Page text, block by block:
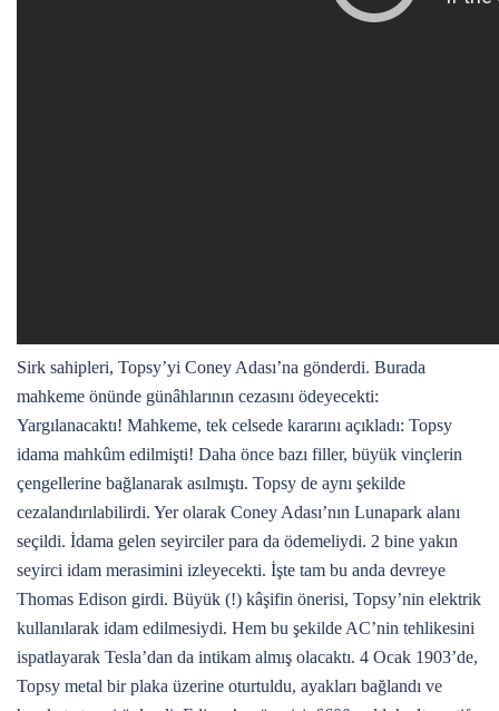
Sirk sahipleri, Topsy’yi Coney Adası’na gönderdi. Burada
mahkeme önünde günâhlarının cezasını ödeyecekti:
Yargılanacaktı! Mahkeme, tek celsede kararını açıkladı: Topsy
idama mahkûm edilmişti! Daha önce bazı filler, büyük vinçlerin
çengellerine bağlanarak asılmıştı. Topsy de aynı şekilde
cezalandırılabilirdi. Yer olarak Coney Adası’nın Lunapark alanı
seçildi. İdama gelen seyirciler para da ödemeliydi. 2 bine yakın
seyirci idam merasimini izleyecekti. İşte tam bu anda devreye
Thomas Edison girdi. Büyük (!) kâşifin önerisi, Topsy’nin elektrik
kullanılarak idam edilmesiydi. Hem bu şekilde AC’nin tehlikesini
ispatlayarak Tesla’dan da intikam almış olacaktı. 4 Ocak 1903’de,
Topsy metal bir plaka üzerine oturtuldu, ayakları bağlandı ve